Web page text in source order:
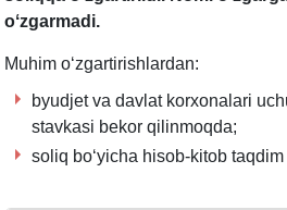
oʻzgarmadi.
Muhim oʻzgartirishlardan:
byudjet va davlat korхonalari
stavkasi bekor qilinmoqda;
soliq boʻyicha hisob-kitob